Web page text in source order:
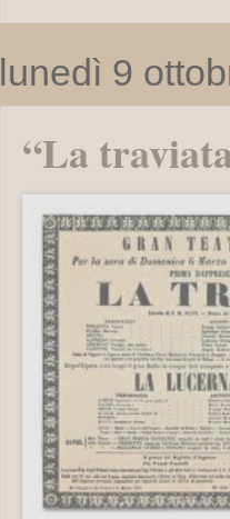
lunedì 9
“La